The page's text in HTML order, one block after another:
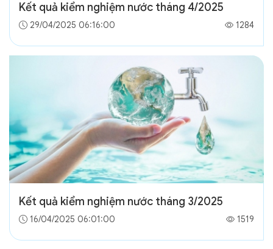
Kết quả kiểm nghiệm nước tháng 4/2025
29/04/2025 06:16:00 1284
Kết quả kiểm nghiệm nước tháng 3/2025
16/04/2025 06:01:00 1519